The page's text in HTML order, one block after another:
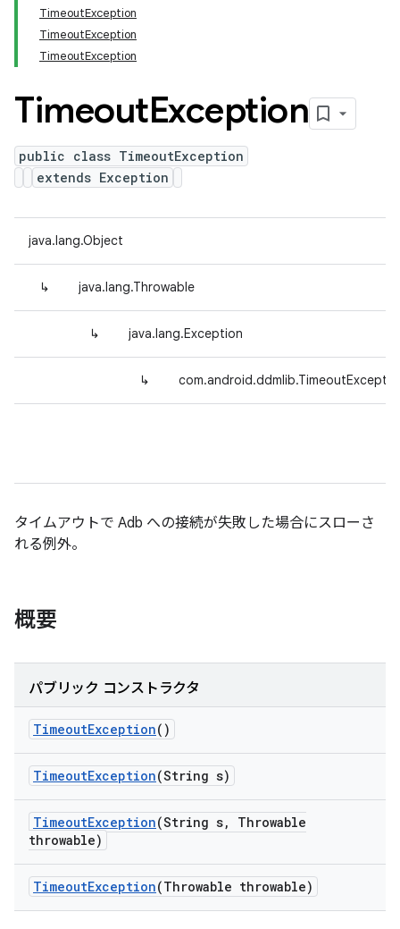
TimeoutException
TimeoutException
TimeoutException
TimeoutException
public class TimeoutException
extends Exception
java.lang.Object
↳ java.lang.Throwable
↳ java.lang.Exception
↳
タイムアウトで Adb への接続が失敗した場合にスローさ
れる例外。
概要
パブリック コンストラクタ
TimeoutException()
TimeoutException(String s)
TimeoutException(String s,
Throwable
throwable)
TimeoutException(Throwable throwable)